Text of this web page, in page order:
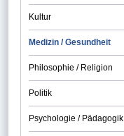
Kultur
Medizin / Gesundheit
Philosophie / Religion
Politik
Psychologie / Pädagogik